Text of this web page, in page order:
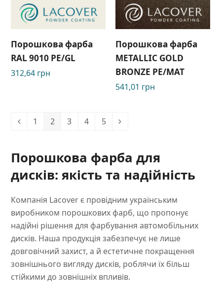
Порошкова фарба
RAL 9010 PE/GL
312,64 грн
Порошкова фарба
METALLIC GOLD
BRONZE РЕ/МАТ
541,01 грн
1 2 3 4 5
Порошкова фарба для
дисків: якість та надійність
Компанія Lacover є провідним українським
виробником порошкових фарб, що пропонує
надійні рішення для фарбування автомобільних
дисків. Наша продукція забезпечує не лише
довговічний захист, а й естетичне покращення
зовнішнього вигляду дисків, роблячи їх більш
стійкими до зовнішніх впливів.